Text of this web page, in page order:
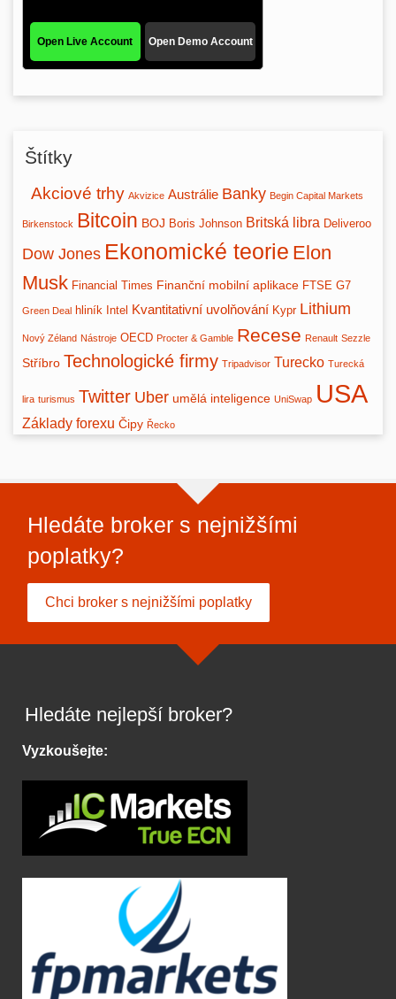
Štítky
Akciové trhy Akvizice Austrálie Banky Begin Capital Markets
Birkenstock Bitcoin BOJ Boris Johnson Britská libra Deliveroo
Dow Jones Ekonomické teorie Elon
Musk Financial Times Finanční mobilní aplikace FTSE G7
Green Deal hliník Intel Kvantitativní uvolňování Kypr Lithium
Nový Zéland Nástroje OECD Procter & Gamble Recese Renault Sezzle
Stříbro Technologické firmy Tripadvisor Turecko Turecká
lira turismus Twitter Uber umělá inteligence UniSwap USA
Základy forexu Čipy Řecko
Hledáte broker s nejnižšími
poplatky?
Chci broker s nejnižšími poplatky
Hledáte nejlepší broker?
Vyzkoušejte: